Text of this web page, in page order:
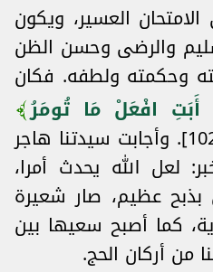
العسير، ويكون
والرضى وحسن الظن
وحكمته ولطفه. فكان
أَبَتِ افْعَلْ مَا تُومَرُ
[سورة الصافات، الآية 102]. وأجابت سيدتنا هاجر
لعل الله يحدث أمرا،
عظيم، صار شعيرة
كما أصبح سعيها بين
من أركان الحج.